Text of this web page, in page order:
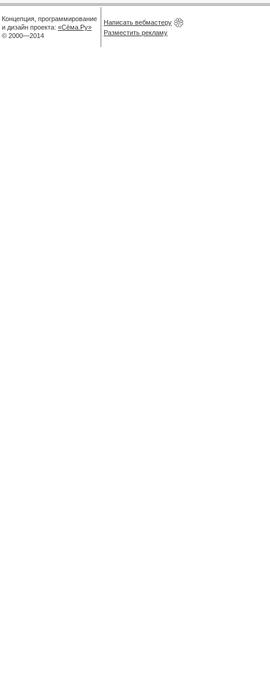
Концепция, программирование
и дизайн проекта: «Сёма.Ру»
© 2000—2014
Написать вебмастеру
Разместить рекламу